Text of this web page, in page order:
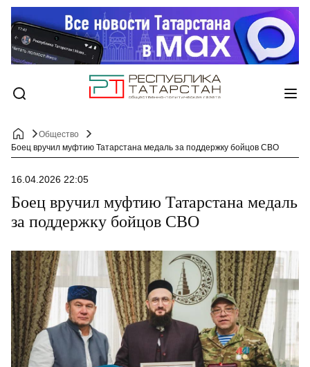
Общество
Боец вручил муфтию Татарстана медаль за поддержку бойцов СВО
16.04.2026 22:05
Боец вручил муфтию Татарстана медаль
за поддержку бойцов СВО